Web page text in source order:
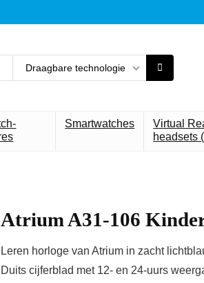
Draagbare technologie
Smartwatches
Virtual
headsets
Atrium A31-106
Leren horloge van Atrium in zacht
Duits cijferblad met 12- en 24-uurs